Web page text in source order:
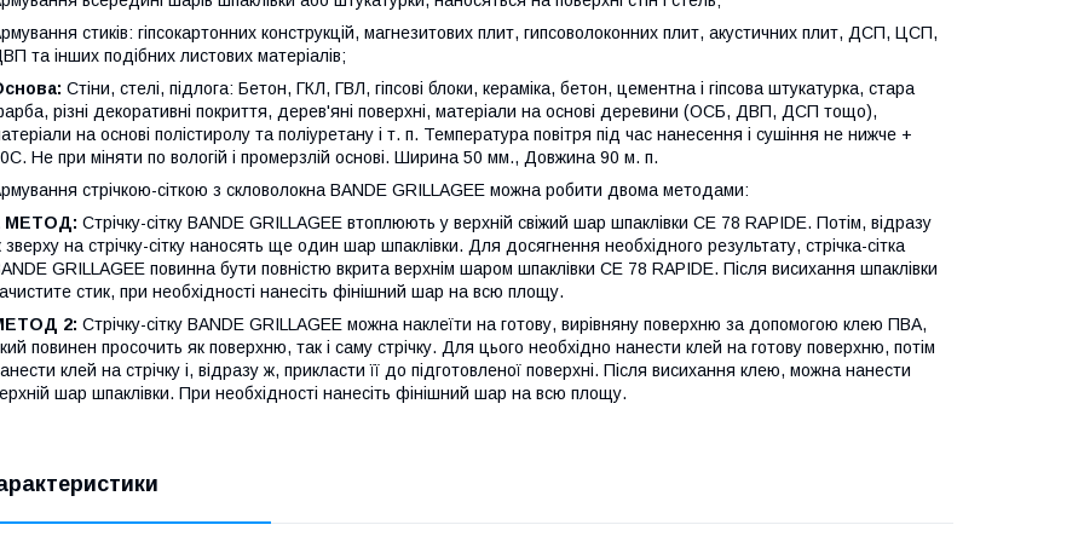
стиків: гіпсокартонних конструкцій, магнезитових плит, гипсоволоконних плит, акустичних плит, ДСП, ЦСП,
та інших подібних листових матеріалів;
Стіни, стелі, підлога: Бетон, ГКЛ, ГВЛ, гіпсові блоки, кераміка, бетон, цементна і гіпсова штукатурка, стара
різні декоративні покриття, дерев'яні поверхні, матеріали на основі деревини (ОСБ, ДВП, ДСП тощо),
на основі полістиролу та поліуретану і т. п. Температура повітря під час нанесення і сушіння не нижче +
Не при міняти по вологій і промерзлій основі. Ширина 50 мм., Довжина 90 м. п.
стрічкою-сіткою з скловолокна BANDE GRILLAGEE можна робити двома методами:
МЕТОД: Стрічку-сітку BANDE GRILLAGEE втоплюють у верхній свіжий шар шпаклівки CE 78 RAPIDE. Потім, відразу
зверху на стрічку-сітку наносять ще один шар шпаклівки. Для досягнення необхідного результату, стрічка-сітка
GRILLAGEE повинна бути повністю вкрита верхнім шаром шпаклівки CE 78 RAPIDE. Після висихання шпаклівки
стик, при необхідності нанесіть фінішний шар на всю площу.
2: Стрічку-сітку BANDE GRILLAGEE можна наклеїти на готову, вирівняну поверхню за допомогою клею ПВА,
повинен просочить як поверхню, так і саму стрічку. Для цього необхідно нанести клей на готову поверхню, потім
клей на стрічку і, відразу ж, прикласти її до підготовленої поверхні. Після висихання клею, можна нанести
шар шпаклівки. При необхідності нанесіть фінішний шар на всю площу.